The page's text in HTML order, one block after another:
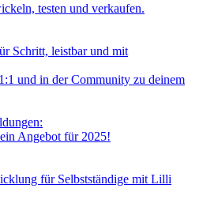
testen und verkaufen.
Schritt, leistbar und mit
und in der Community zu deinem
Angebot für 2025!